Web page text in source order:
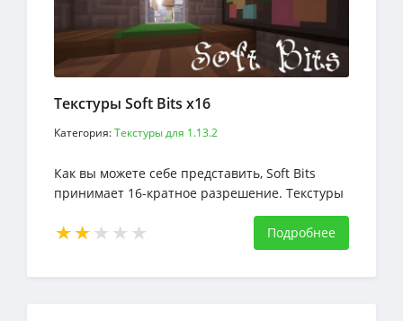
Текстуры Soft Bits х16
Категория:Текстуры для 1.13.2
Как вы можете себе представить, Soft Bits
принимает 16-кратное разрешение. Текстуры
принимают чрезвычайно минималистский
стиль
Подробнее